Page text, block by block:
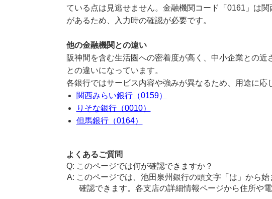
ている点は見逃せません。金融機関コード「0161」は
があるため、入力時の確認が必要です。
他の金融機関との違い
阪神間を含む生活圏への密着度が高く、中小企業との
との違いになっています。
各銀行ではサービス内容や強みが異なるため、用途に応
関西みらい銀行（0159）
りそな銀行（0010）
但馬銀行（0164）
よくあるご質問
このページでは何が確認できますか？
このページでは、池田泉州銀行の頭文字「は」から
確認できます。各支店の詳細情報ページから住所や